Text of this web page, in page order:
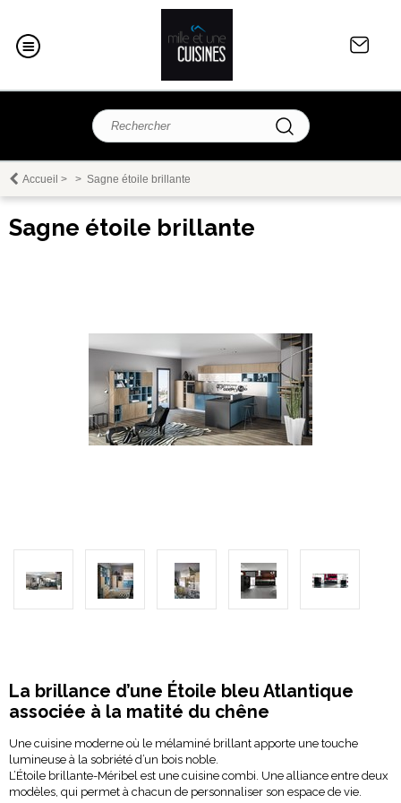
Accueil > > Sagne étoile brillante
Sagne étoile brillante
La brillance d’une Étoile bleu Atlantique
associée à la matité du chêne
Une cuisine moderne où le mélaminé brillant apporte une touche
lumineuse à la sobriété d’un bois noble.
L’Étoile brillante-Méribel est une cuisine combi. Une alliance entre deux
modèles, qui permet à chacun de personnaliser son espace de vie.